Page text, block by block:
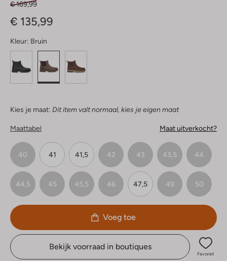
€ 169,99
€ 135,99
Kleur: Bruin
Kies je maat: Dit item valt normaal, kies je eigen maat
Maattabel Maat uitverkocht?
40 41 41,5 42 43 43,5 44
44,5 45 45,5 46 47,5 49 50
Voeg toe
Bekijk voorraad in boutiques
Favoriet